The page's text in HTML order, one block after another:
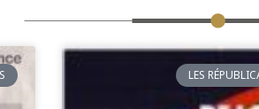
LES